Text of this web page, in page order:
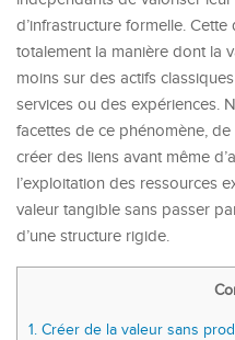
d’infrastructure formelle.
totalement la manière dont la
moins sur des actifs
services ou des expériences.
facettes de ce phénomène,
créer des liens avant même
l’exploitation des ressources
valeur tangible sans passer
d’une structure rigide.
1. Créer de la valeur sans